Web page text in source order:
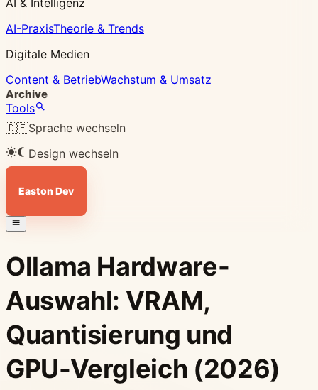
AI & Intelligenz
AI-PraxisTheorie & Trends
Digitale Medien
Content & BetriebWachstum & Umsatz
Archive
Tools
🇩🇪Sprache wechseln
Design wechseln
Easton Dev
Ollama Hardware-
Auswahl: VRAM,
Quantisierung und
GPU-Vergleich (2026)